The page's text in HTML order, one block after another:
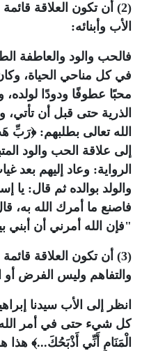
(2) أن تكون العلاقة
الأب وأبنائه:
فالحب والود والعاطفة
في كل مناحي الحياة،
محبًا عطوفًا ودودًا
الذرية حتى قبل أن تأتي،
الله تعالى بطلبهم: ﴿رَبِّ
إلى علاقة الحب والود
الرواية: وعاد إليهم بعد
والولد بوالده ثم قال: يا
فاصنع ما أمرك الله به،
"فإن الله أمرني أن أبني
(3) أن تكون العلاقة
والتفاهم وليس الفرض أو
انظر إلى الأب سيدنا
كل شيء حتى في أمر الله
الْمَنَامِ أَنِّي أَذْبَحُكَ...﴾ هذا